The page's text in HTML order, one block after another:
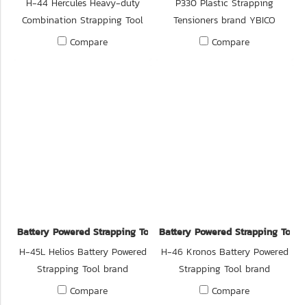
H-44 Hercules Heavy-duty
Combination Strapping Tool
brand TRANSPAK imported
Compare
P330 Plastic Strapping
Tensioners brand YBICO
imported from Taiwan.
Compare
Battery Powered Strapping Tool
H-45L Helios Battery Powered
Strapping Tool brand
TRANSPAK imported from
Compare
Battery Powered Strapping Tool
H-46 Kronos Battery Powered
Strapping Tool brand
TRANSPAK imported from
Compare